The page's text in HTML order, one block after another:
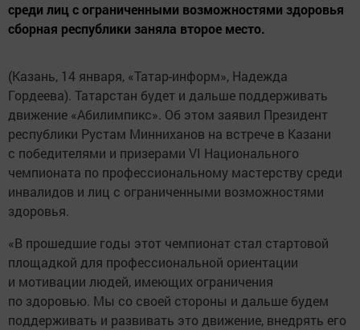
среди лиц с ограниченными возможностями здоровья
сборная республики заняла второе место.
(Казань, 14 января, «Татар-информ», Надежда
Гордеева). Татарстан будет и дальше поддерживать
движение «Абилимпикс». Об этом заявил Президент
республики Рустам Минниханов на встрече в Казани
с победителями и призерами VI Национального
чемпионата по профессиональному мастерству среди
инвалидов и лиц с ограниченными возможностями
здоровья.
«В прошедшие годы этот чемпионат стал стартовой
площадкой для профессиональной ориентации
и мотивации людей, имеющих ограничения
по здоровью. Мы со своей стороны и дальше будем
поддерживать и развивать это движение, внедрять его